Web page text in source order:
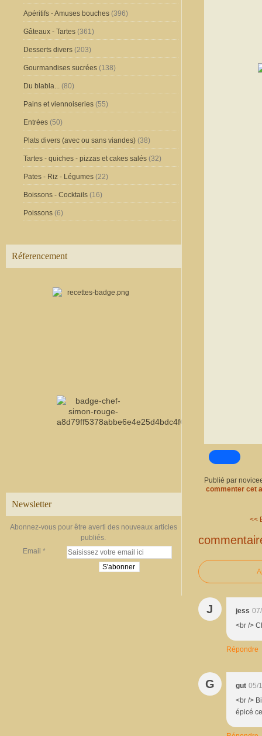
Apéritifs - Amuses bouches (396)
Gâteaux - Tartes (361)
Desserts divers (203)
Gourmandises sucrées (138)
Du blabla... (80)
Pains et viennoiseries (55)
Entrées (50)
Plats divers (avec ou sans viandes) (38)
Tartes - quiches - pizzas et cakes salés (32)
Pates - Riz - Légumes (22)
Boissons - Cocktails (16)
Poissons (6)
Réferencement
Newsletter
Abonnez-vous pour être averti des nouveaux articles
publiés.
Email
Publié par
commenter cet
<<
J jess
<br />
Répondre
G gut 05/
<br />
épicé